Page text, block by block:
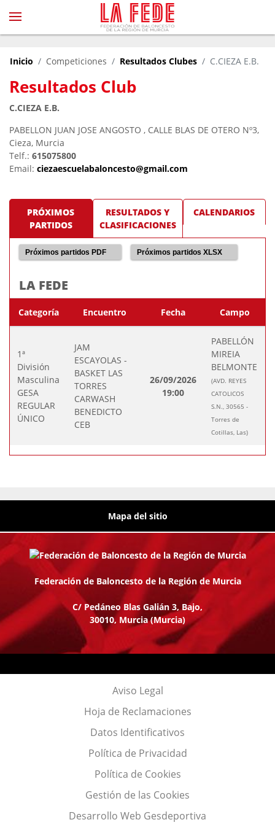
Resultados Club
C.CIEZA E.B.
Inicio Competiciones Resultados Clubes C.CIEZA E.B.
PABELLON JUAN JOSE ANGOSTO , CALLE BLAS DE OTERO Nº3,
Cieza, Murcia
Telf.: 615075800
Email: ciezaescuelabaloncesto@gmail.com
PRÓXIMOS
PARTIDOS
RESULTADOS Y
CLASIFICACIONES
CALENDARIOS
Próximos partidos PDF Próximos partidos XLSX
LA FEDE
Categoría Encuentro Fecha Campo
1ª
División
Masculina
GESA
REGULAR
ÚNICO
JAM
ESCAYOLAS -
BASKET LAS
TORRES
CARWASH
BENEDICTO
CEB
26/09/2026
19:00
PABELLÓN
MIREIA
BELMONTE
(AVD. REYES
CATOLICOS
S.N., 30565 -
Torres de
Cotillas, Las)
Mapa del sitio
Federación de Baloncesto de la Región de Murcia
C/ Pedáneo Blas Galián 3, Bajo,
30010, Murcia (Murcia)
Aviso Legal
Hoja de Reclamaciones
Datos Identificativos
Política de Privacidad
Política de Cookies
Gestión de las Cookies
Desarrollo Web Gesdeportiva